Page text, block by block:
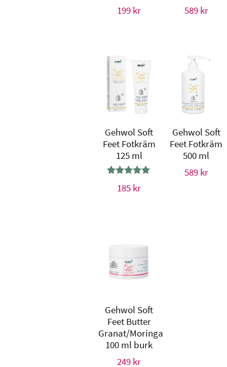
199 kr
589 kr
Gehwol Soft
Feet Fotkräm
125 ml
5.00
185 kr
Gehwol Soft
Feet Fotkräm
500 ml
589 kr
Gehwol Soft
Feet Butter
Granat/Moringa
100 ml burk
249 kr